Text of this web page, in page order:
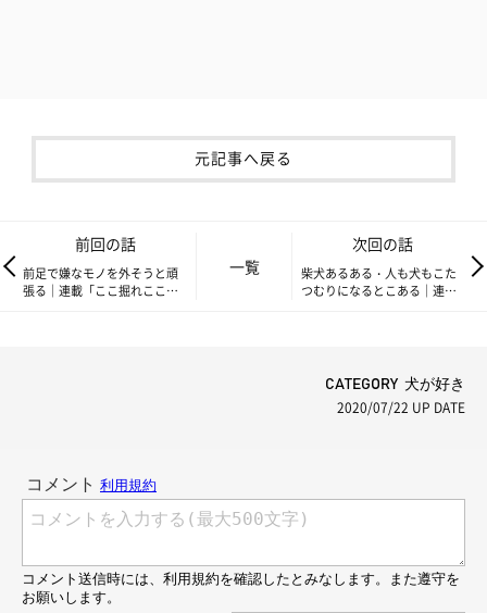
元記事へ戻る
前回の話
前足で嫌なモノを外そうと頑
張る｜連載「ここ掘れここ
一覧
次回の話
柴犬あるある・人も犬もこた
つむりになるとこある｜連載
CATEGORY 犬が好き
2020/07/22 UP DATE